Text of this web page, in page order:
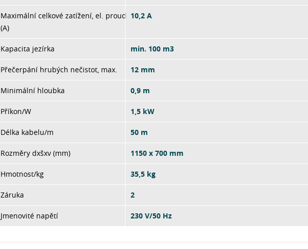
Maximální celkové zatížení, el. proud
(A)
10,2 A
Kapacita jezírka min. 100 m3
Přečerpání hrubých nečistot, max. 12 mm
Minimální hloubka 0,9 m
Příkon/W 1,5 kW
Délka kabelu/m 50 m
Rozměry dxšxv (mm) 1150 x 700 mm
Hmotnost/kg 35,5 kg
Záruka 2
Jmenovité napětí 230 V/50 Hz